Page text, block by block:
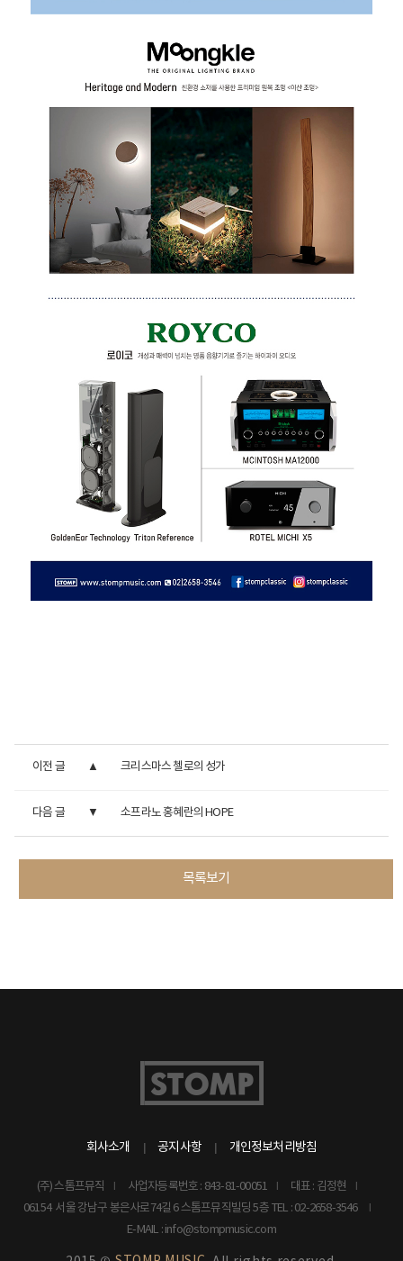
이전 글 크리스마스 첼로의 성가
다음 글 소프라노 홍혜란의 HOPE
목록보기
회사소개 공지사항 개인정보처리방침
(주) 스톰프뮤직 사업자등록번호 : 843-81-00051
대표 : 김정현
06154 서울 강남구 봉은사로74길 6 스톰프뮤직빌딩 5층 TEL : 02-2658-3546
E-MAIL : info@stompmusic.com